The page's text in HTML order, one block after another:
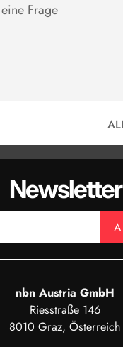
Frage
- GPR-7100
Newsletter
nbn Austria GmbH
Riesstraße 146
8010 Graz, Österreich